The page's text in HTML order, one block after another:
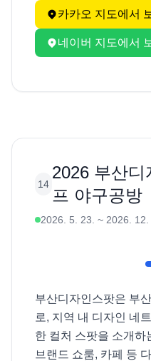
카카오 지도에서
네이버 지도에서
14
2026 부산디
프 야구공방
2026. 5. 23. ~ 2026. 12.
부산디자인스팟은 부
로, 지역 내 디자인 네
한 컬처 스팟을 소개하
브랜드 쇼룸, 카페 등